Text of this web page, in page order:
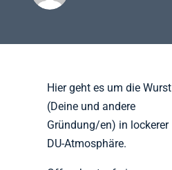
Hier geht es um die Wurst
(Deine und andere
Gründung/en) in lockerer
DU-Atmosphäre.